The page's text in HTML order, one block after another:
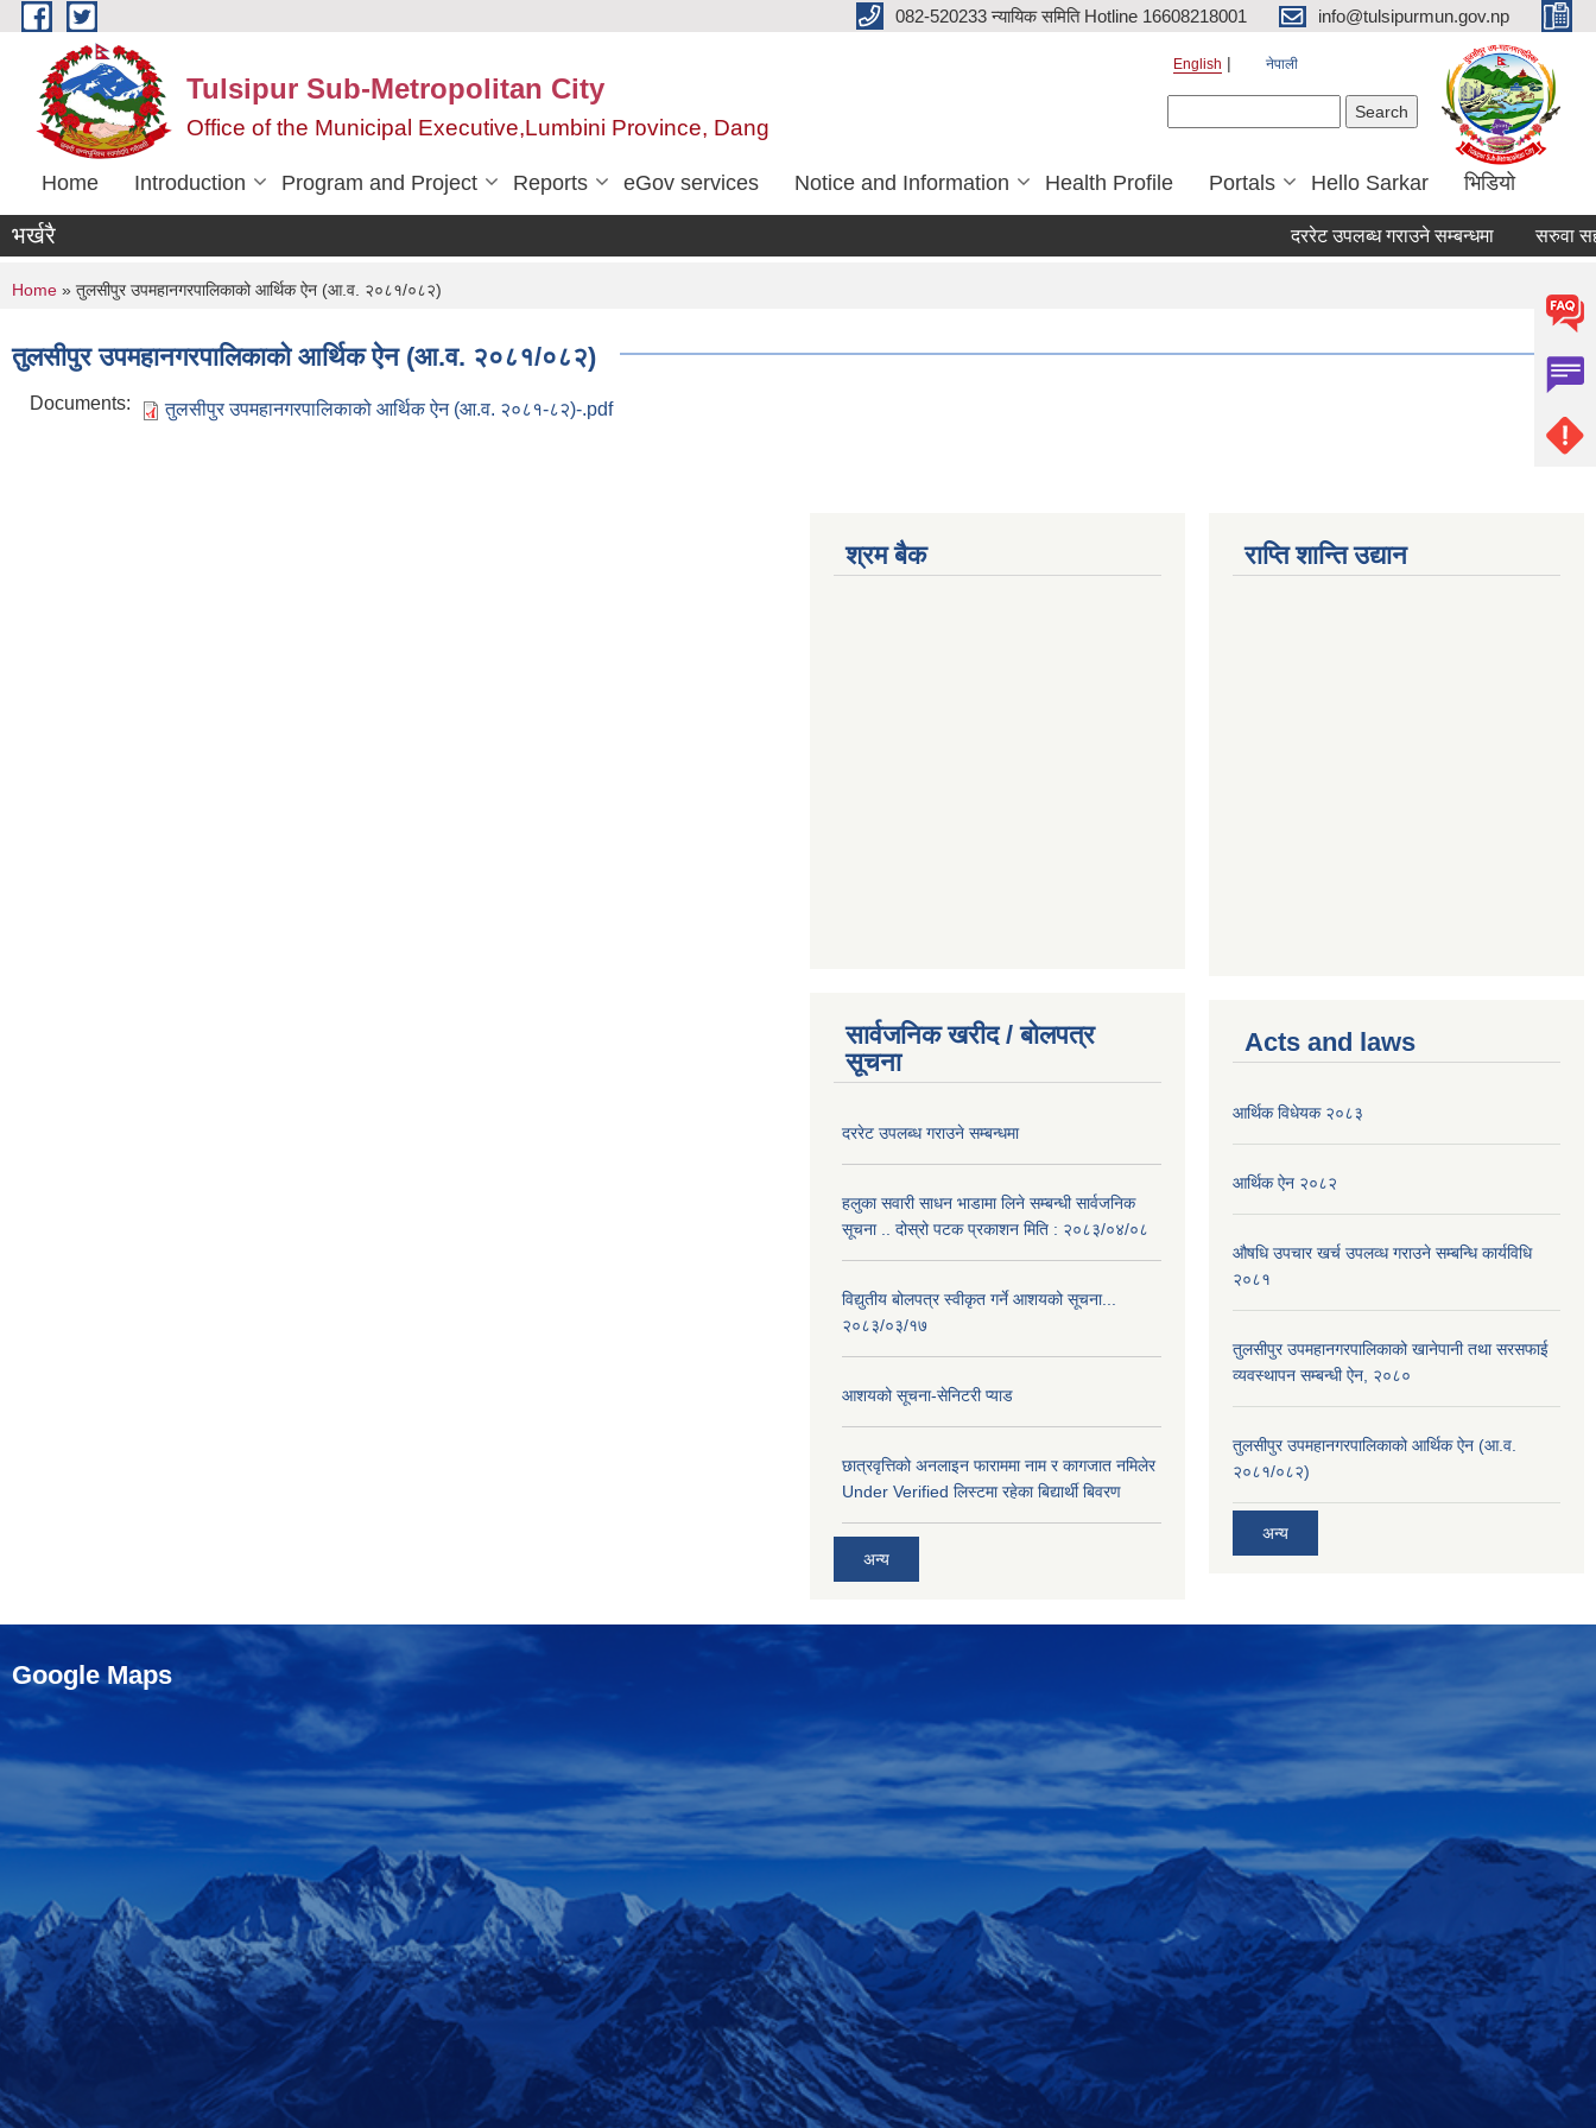
Skip to main content 082-520233 न्यायिक समिति Hotline 16608218001 info@tulsipurmun.gov.np
Tulsipur Sub-Metropolitan City
Office of the Municipal Executive,Lumbini Province, Dang
English नेपाली
Home Introduction Program and Project Reports eGov services Notice and Information Health Profile Portals Hello Sarkar भिडियो
भर्खरै दररेट उपलब्ध गराउने सम्बन्धमा सरुवा
You are here
Home » तुलसीपुर उपमहानगरपालिकाको आर्थिक ऐन (आ.व. २०८१/०८२)
तुलसीपुर उपमहानगरपालिकाको आर्थिक ऐन (आ.व. २०८१/०८२)
Documents: तुलसीपुर उपमहानगरपालिकाको आर्थिक ऐन (आ.व. २०८१-८२)-.pdf
श्रम बैक
सार्वजनिक खरीद / बोलपत्र
सूचना
दररेट उपलब्ध गराउने सम्बन्धमा
हलुका सवारी साधन भाडामा लिने सम्बन्धी सार्वजनिक
सूचना .. दोस्रो पटक प्रकाशन मिति : २०८३/०४/०८
विद्युतीय बोलपत्र स्वीकृत गर्ने आशयको सूचना...
२०८३/०३/१७
आशयको सूचना-सेनिटरी प्याड
छात्रवृत्तिको अनलाइन फाराममा नाम र कागजात नमिलेर
Under Verified लिस्टमा रहेका बिद्यार्थी बिवरण
अन्य
राप्ति शान्ति उद्यान
Acts and laws
आर्थिक विधेयक २०८३
आर्थिक ऐन २०८२
औषधि उपचार खर्च उपलव्ध गराउने सम्बन्धि कार्यविधि
२०८१
तुलसीपुर उपमहानगरपालिकाको खानेपानी तथा सरसफाई
व्यवस्थापन सम्बन्धी ऐन, २०८०
तुलसीपुर उपमहानगरपालिकाको आर्थिक ऐन (आ.व.
२०८१/०८२)
अन्य
Google Maps